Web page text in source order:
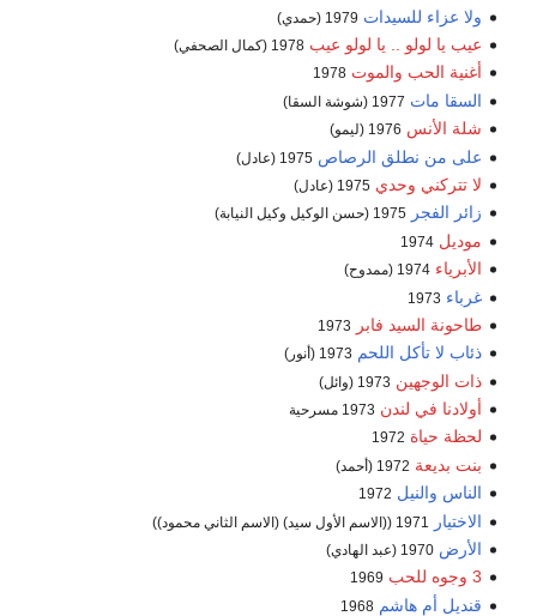
ولا عزاء للسيدات 1979 (حمدي)
عيب يا لولو .. يا لولو عيب 1978 (كمال الصحفي)
أغنية الحب والموت 1978
السقا مات 1977 (شوشة السقا)
شلة الأنس 1976 (ليمو)
على من نطلق الرصاص 1975 (عادل)
لا تتركني وحدي 1975 (عادل)
زائر الفجر 1975 (حسن الوكيل وكيل النيابة)
موديل 1974
الأبرياء 1974 (ممدوح)
غرباء 1973
طاحونة السيد فابر 1973
ذئاب لا تأكل اللحم 1973 (أنور)
ذات الوجهين 1973 (وائل)
أولادنا في لندن 1973 مسرحية
لحظة حياة 1972
بنت بديعة 1972 (أحمد)
الناس والنيل 1972
الاختيار 1971 ((الاسم الأول سيد) (الاسم الثاني محمود))
الأرض 1970 (عبد الهادي)
3 وجوه للحب 1969
قنديل أم هاشم 1968